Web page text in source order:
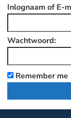
Inlognaam of E-
Wachtwoord:
Remember me